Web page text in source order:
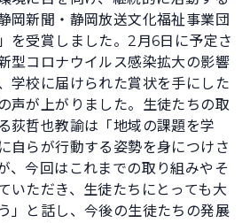
新聞・静岡放送文化福祉事業団
を受賞しました。2月6日に予定さ
型コロナウイルス感染拡大の影響
学校に届けられた賞状を手にした
声が上がりました。生徒たちの取
荻哲也教諭は「地域の課題を学
自らが行動する姿勢を身につけさ
、今回はこれまでの取り組みやそ
いただき、生徒たちにとっても大
」と話し、今後の生徒たちの発展